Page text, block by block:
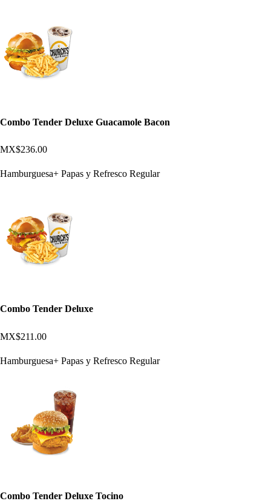
Combo Tender Deluxe Guacamole Bacon
MX$236.00
Hamburguesa+ Papas y Refresco Regular
Combo Tender Deluxe
MX$211.00
Hamburguesa+ Papas y Refresco Regular
Combo Tender Deluxe Tocino